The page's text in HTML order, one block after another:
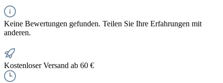
Keine Bewertungen gefunden. Teilen Sie Ihre Erfahrungen mit
anderen.
Kostenloser Versand ab 60 €